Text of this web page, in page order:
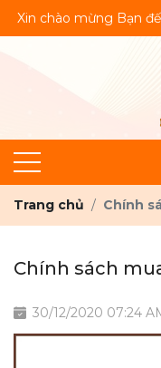
chào mừng Bạn đến
Trang chủ Chính
Chính sách
30/12/2020 07:24